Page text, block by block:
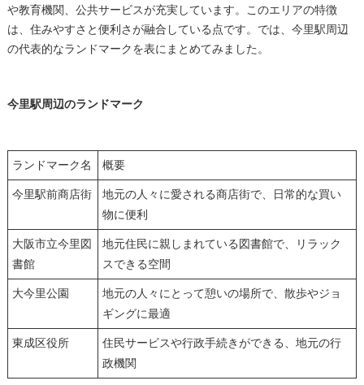
や教育機関、公共サービスが充実しています。このエリアの特徴
は、住みやすさと便利さが融合している点です。では、今里駅周辺
の代表的なランドマークを表にまとめてみました。
今里駅周辺のランドマーク
ランドマーク名 概要
今里駅前商店街
地元の人々に愛される商店街で、日常的な買い
物に便利
大阪市立今里図
書館
地元住民に親しまれている図書館で、リラック
スできる空間
大今里公園
地元の人々にとって憩いの場所で、散歩やジョ
ギングに最適
東成区役所
住民サービスや行政手続きができる、地元の行
政機関